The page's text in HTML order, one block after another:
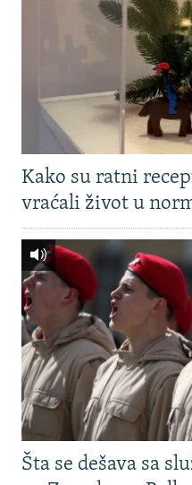
Kako su ratni
vraćali život u
Šta se dešava sa